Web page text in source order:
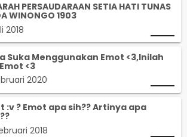
PERSAUDARAAN SETIA HATI TUNAS
WINONGO 1903
2018
Suka Menggunakan Emot <3,Inilah
<3
2020
:v ? Emot apa sih?? Artinya apa
2018